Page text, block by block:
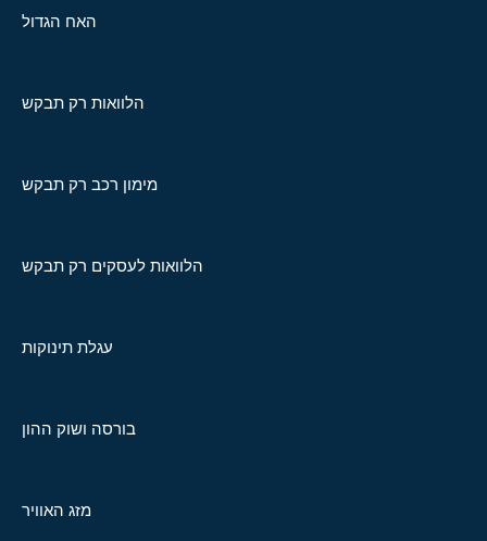
האח הגדול
הלוואות רק תבקש
מימון רכב רק תבקש
הלוואות לעסקים רק תבקש
עגלת תינוקות
בורסה ושוק ההון
מזג האוויר